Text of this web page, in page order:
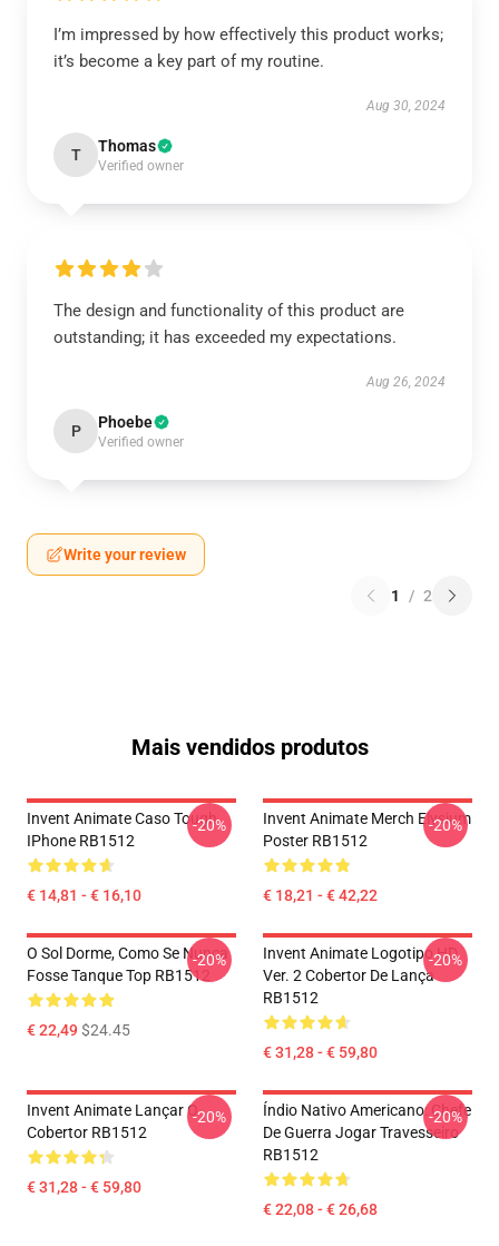
I’m impressed by how effectively this product works;
it’s become a key part of my routine.
Aug 30, 2024
T Thomas
Verified owner
The design and functionality of this product are
outstanding; it has exceeded my expectations.
Aug 26, 2024
P Phoebe
Verified owner
Write your review
1 / 2
Mais vendidos produtos
Invent Animate Caso Tough
IPhone RB1512
€ 14,81 - € 16,10
-20%
Invent Animate Merch Elysium
Poster RB1512
€ 18,21 - € 42,22
-20%
O Sol Dorme, Como Se Nunca
Fosse Tanque Top RB1512
€ 22,49$24.45
-20%
Invent Animate Logotipo HD
Ver. 2 Cobertor De Lança
RB1512
€ 31,28 - € 59,80
-20%
Invent Animate Lançar O
Cobertor RB1512
€ 31,28 - € 59,80
-20%
Índio Nativo Americano: Chefe
De Guerra Jogar Travesseiro
RB1512
€ 22,08 - € 26,68
-20%